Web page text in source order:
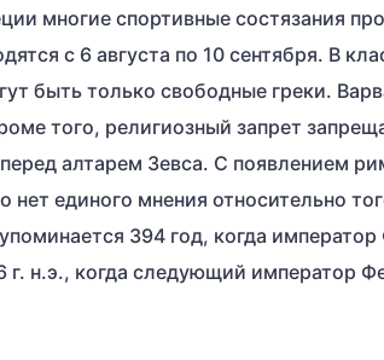
многие спортивные состязания
с 6 августа по 10 сентября. В
быть только свободные греки.
того, религиозный запрет
алтарем Зевса. С появлением
нет единого мнения относительно
394 год, когда император
г. н.э., когда следующий император